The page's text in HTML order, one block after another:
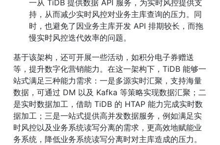
一从 TiDB 提供数据 API 服务，为实时风控提供支
持，从而减少实时风控对业务主库查询的压力。同
时，也避免了因业务主库开发 API 排期较长，而拖
慢实时风控迭代效率的问题。
基于该架构，还可开展一些活动，如积分电子券赠送
等，提升数字化营销能力。在这一架构下，TiDB 能够一
站式满足三种能力需求：一是多源实时汇聚，支持海量
数据，可通过 DM 以及 Kafka 等策略实现数据汇聚；二
是实时数据加工，借助 TiDB 的 HTAP 能力完成实时数
据加工；三是一站式提供高并发数据服务，例如满足实
时风控以及业务系统读写分离的需求，更高效地赋能业
务系统，降低业务系统读写分离时对主库造成的压力。